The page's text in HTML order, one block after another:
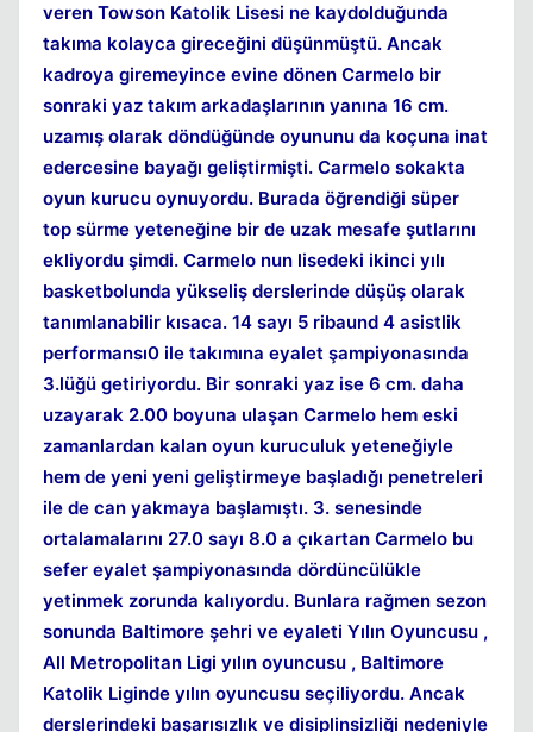
veren Towson Katolik Lisesi ne kaydolduğunda
takıma kolayca gireceğini düşünmüştü. Ancak
kadroya giremeyince evine dönen Carmelo bir
sonraki yaz takım arkadaşlarının yanına 16 cm.
uzamış olarak döndüğünde oyununu da koçuna inat
edercesine bayağı geliştirmişti. Carmelo sokakta
oyun kurucu oynuyordu. Burada öğrendiği süper
top sürme yeteneğine bir de uzak mesafe şutlarını
ekliyordu şimdi. Carmelo nun lisedeki ikinci yılı
basketbolunda yükseliş derslerinde düşüş olarak
tanımlanabilir kısaca. 14 sayı 5 ribaund 4 asistlik
performansı0 ile takımına eyalet şampiyonasında
3.lüğü getiriyordu. Bir sonraki yaz ise 6 cm. daha
uzayarak 2.00 boyuna ulaşan Carmelo hem eski
zamanlardan kalan oyun kuruculuk yeteneğiyle
hem de yeni yeni geliştirmeye başladığı penetreleri
ile de can yakmaya başlamıştı. 3. senesinde
ortalamalarını 27.0 sayı 8.0 a çıkartan Carmelo bu
sefer eyalet şampiyonasında dördüncülükle
yetinmek zorunda kalıyordu. Bunlara rağmen sezon
sonunda Baltimore şehri ve eyaleti Yılın Oyuncusu ,
All Metropolitan Ligi yılın oyuncusu , Baltimore
Katolik Liginde yılın oyuncusu seçiliyordu. Ancak
derslerindeki başarısızlık ve disiplinsizliği nedeniyle